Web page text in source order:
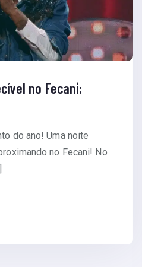
no Fecani:
do ano! Uma noite
no Fecani! No